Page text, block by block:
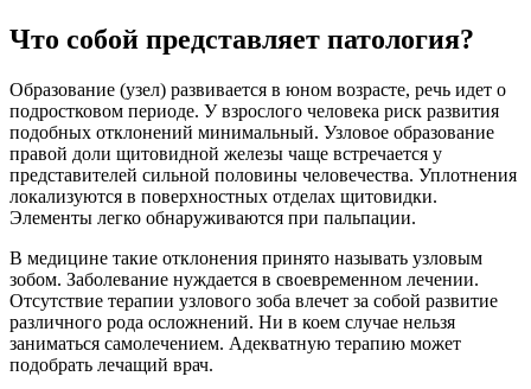
Что собой представляет патология?
Образование (узел) развивается в юном возрасте, речь идет о
подростковом периоде. У взрослого человека риск развития
подобных отклонений минимальный. Узловое образование
правой доли щитовидной железы чаще встречается у
представителей сильной половины человечества. Уплотнения
локализуются в поверхностных отделах щитовидки.
Элементы легко обнаруживаются при пальпации.
В медицине такие отклонения принято называть узловым
зобом. Заболевание нуждается в своевременном лечении.
Отсутствие терапии узлового зоба влечет за собой развитие
различного рода осложнений. Ни в коем случае нельзя
заниматься самолечением. Адекватную терапию может
подобрать лечащий врач.